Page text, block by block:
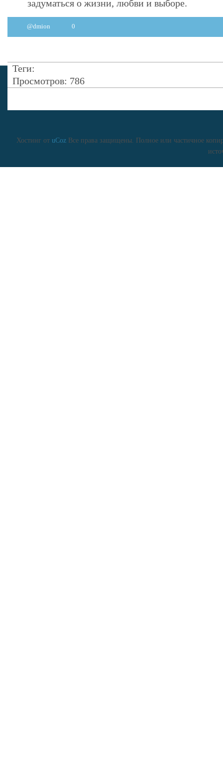
задуматься о жизни, любви и выборе.
@dmion 0
Теги:
Просмотров: 786
Хостинг от uCozВсе права защищены. Полное или частичное